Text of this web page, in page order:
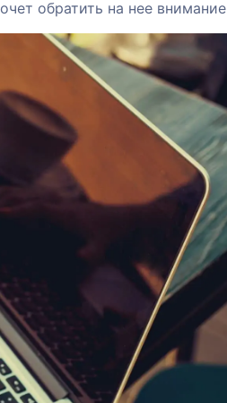
обратить на нее